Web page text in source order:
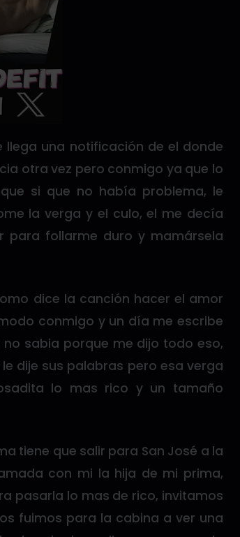
una notificación de el donde
otra vez pero conmigo ya que lo
si que no había problema, le
la verga y el culo, el me decía
para follarme duro y mamársela
dice la canción hacer el amor
conmigo y un día me escribe
sabia porque me dijo todo eso,
dije sus palabras pero esa verga
lo mas rico y un tamaño
tiene que salir para San José a la
con mi la hija de mi prima,
pasarla lo mas de rico, invitamos
fuimos para la cabina a ver una